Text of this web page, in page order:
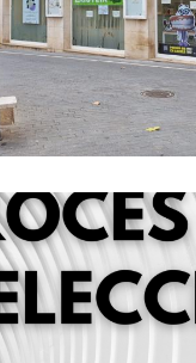
Del Baix
Altres
Mitjançant
1 Plaça De